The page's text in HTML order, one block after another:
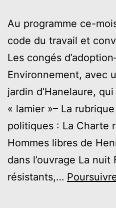
Au programme ce-
code du travail et
Les congés
Environnement, avec
jardin d’Hanelaure,
« lamier »– La
politiques : La Charte
Hommes libres de
dans l’ouvrage La
résistants,…